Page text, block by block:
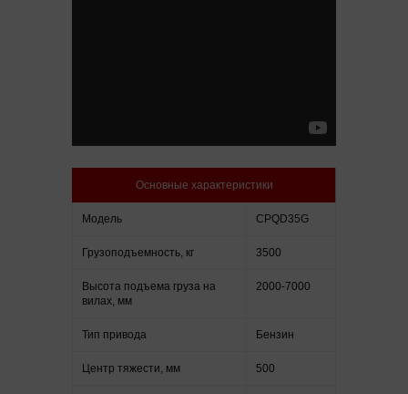
Основные характеристики
Модель CPQD35G
Грузоподъемность, кг 3500
Высота подъема груза на
вилах, мм
2000-7000
Тип привода Бензин
Центр тяжести, мм 500